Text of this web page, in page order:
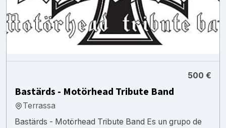
500 €
Bastärds - Motörhead Tribute Band
Terrassa
Bastärds - Motörhead Tribute Band Es un grupo de